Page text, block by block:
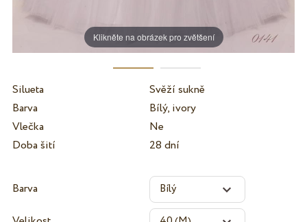
Klikněte na obrázek pro zvětšení
Silueta
Svěží sukně
Barva
Bílý, ivory
Vlečka
Ne
Doba šití
28 dní
Barva